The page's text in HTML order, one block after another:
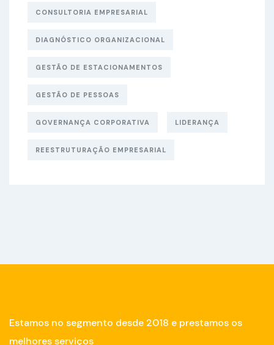
CONSULTORIA EMPRESARIAL
DIAGNÓSTICO ORGANIZACIONAL
GESTÃO DE ESTACIONAMENTOS
GESTÃO DE PESSOAS
GOVERNANÇA CORPORATIVA LIDERANÇA
REESTRUTURAÇÃO EMPRESARIAL
Estamos no segmento desde 2018 e prestamos os
melhores serviços